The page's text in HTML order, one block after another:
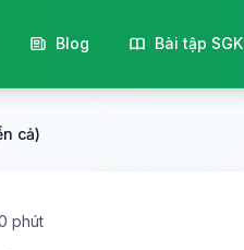
Blog Bài tập SGK
cả)
phút